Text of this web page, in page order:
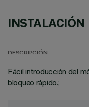
INSTALACIÓN
DESCRIPCIÓN
Fácil introducción del
bloqueo rápido.;